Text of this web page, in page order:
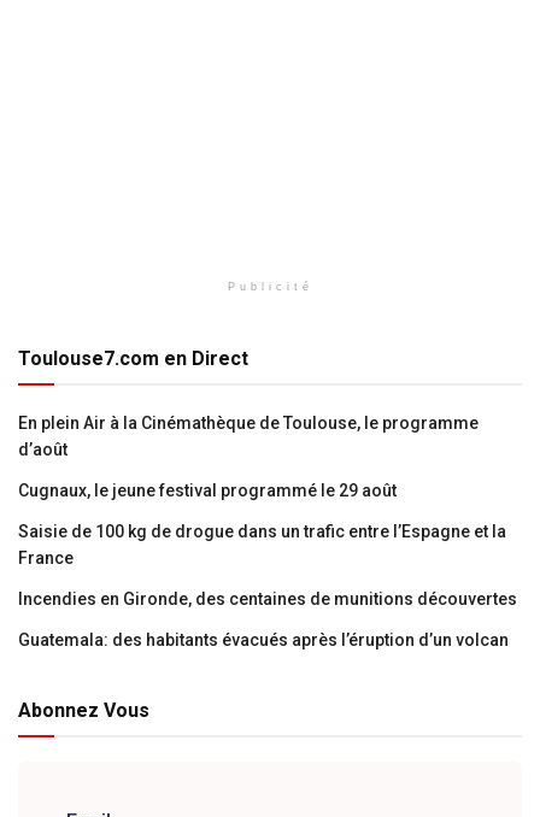
Publicité
Toulouse7.com en Direct
En plein Air à la Cinémathèque de Toulouse, le programme
d’août
Cugnaux, le jeune festival programmé le 29 août
Saisie de 100 kg de drogue dans un trafic entre l’Espagne et la
France
Incendies en Gironde, des centaines de munitions découvertes
Guatemala: des habitants évacués après l’éruption d’un volcan
Abonnez Vous